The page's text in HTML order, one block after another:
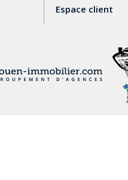
Espace client